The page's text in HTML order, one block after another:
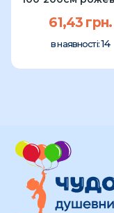
61,43 грн.
в наявності:14